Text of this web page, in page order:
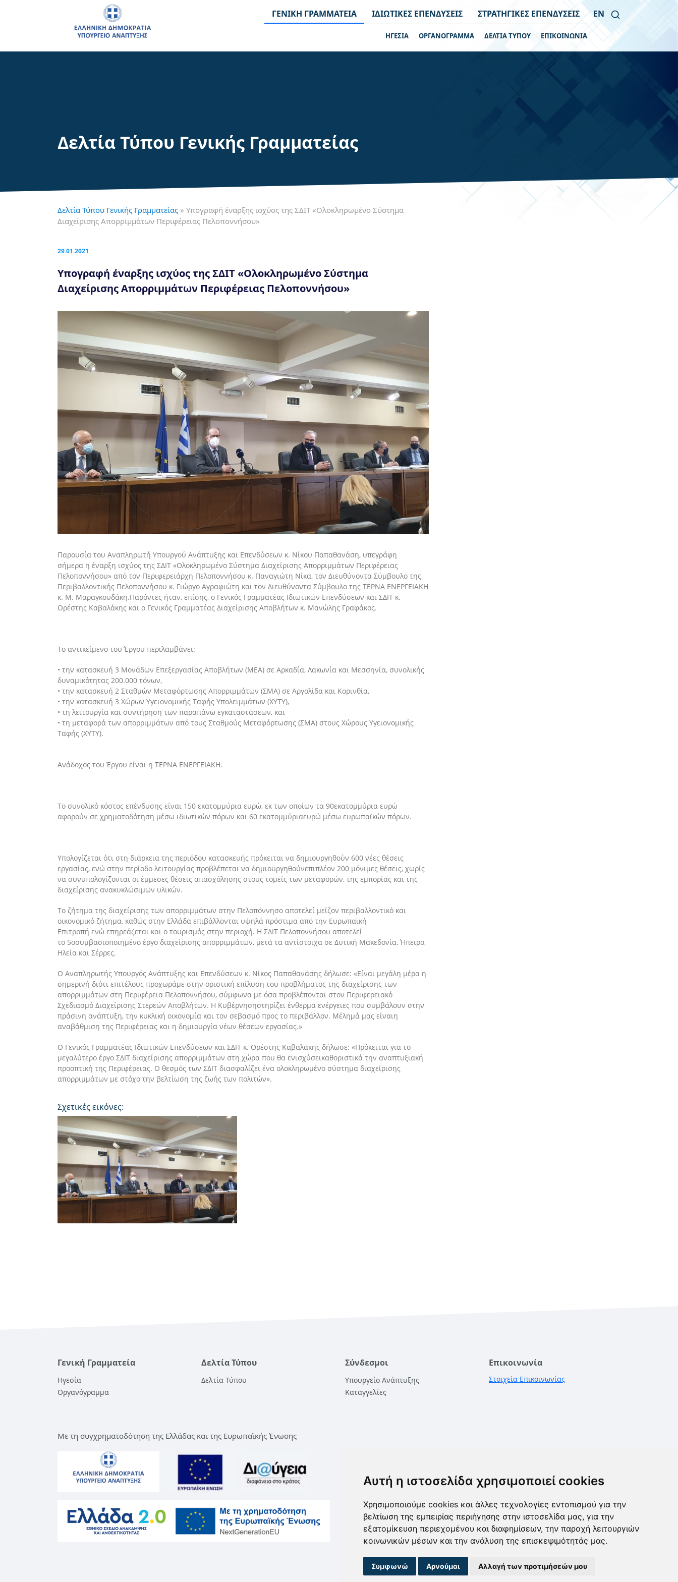
Αυτή η ιστοσελίδα χρησιμοποιεί cookies
Χρησιμοποιούμε cookies και άλλες τεχνολογίες εντοπισμού για την
βελτίωση της εμπειρίας περιήγησης στην ιστοσελίδα μας, για την
εξατομίκευση περιεχομένου και διαφημίσεων, την παροχή λειτουργιών
κοινωνικών μέσων και την ανάλυση της επισκεψιμότητάς μας.
Συμφωνώ Αρνούμαι Αλλαγή των προτιμήσεών μου
ΓΕΝΙΚΗ ΓΡΑΜΜΑΤΕΙΑ
ΗΓΕΣΙΑ ΟΡΓΑΝΟΓΡΑΜΜΑ ΔΕΛΤΙΑ ΤΥΠΟΥ ΕΠΙΚΟΙΝΩΝΙΑ
ΙΔΙΩΤΙΚΕΣ ΕΠΕΝΔΥΣΕΙΣ ΣΤΡΑΤΗΓΙΚΕΣ ΕΠΕΝΔΥΣΕΙΣ EN
Δελτία Τύπου Γενικής Γραμματείας
Δελτία Τύπου Γενικής Γραμματείας » Υπογραφή έναρξης ισχύος της ΣΔΙΤ «Ολοκληρωμένο Σύστημα
Διαχείρισης Απορριμμάτων Περιφέρειας Πελοποννήσου»
29.01.2021
Υπογραφή έναρξης ισχύος της ΣΔΙΤ «Ολοκληρωμένο Σύστημα
Διαχείρισης Απορριμμάτων Περιφέρειας Πελοποννήσου»
Παρουσία του Αναπληρωτή Υπουργού Ανάπτυξης και Επενδύσεων κ. Νίκου Παπαθανάση, υπεγράφη
σήμερα η έναρξη ισχύος της ΣΔΙΤ «Ολοκληρωμένο Σύστημα Διαχείρισης Απορριμμάτων Περιφέρειας
Πελοποννήσου» από τον Περιφερειάρχη Πελοποννήσου κ. Παναγιώτη Νίκα, τον Διευθύνοντα Σύμβουλο της
Περιβαλλοντικής Πελοποννήσου κ. Γιώργο Αγραφιώτη και τον Διευθύνοντα Σύμβουλο της ΤΕΡΝΑ ΕΝΕΡΓΕΙΑΚΗ
κ. Μ. Μαραγκουδάκη.Παρόντες ήταν, επίσης, ο Γενικός Γραμματέας Ιδιωτικών Επενδύσεων και ΣΔΙΤ κ.
Ορέστης Καβαλάκης και ο Γενικός Γραμματέας Διαχείρισης Αποβλήτων κ. Μανώλης Γραφάκος.
Το αντικείμενο του Έργου περιλαμβάνει:
• την κατασκευή 3 Μονάδων Επεξεργασίας Αποβλήτων (ΜΕΑ) σε Αρκαδία, Λακωνία και Μεσσηνία, συνολικής
δυναμικότητας 200.000 τόνων,
• την κατασκευή 2 Σταθμών Μεταφόρτωσης Απορριμμάτων (ΣΜΑ) σε Αργολίδα και Κορινθία,
• την κατασκευή 3 Χώρων Υγειονομικής Ταφής Υπολειμμάτων (ΧΥΤΥ),
• τη λειτουργία και συντήρηση των παραπάνω εγκαταστάσεων, και
• τη μεταφορά των απορριμμάτων από τους Σταθμούς Μεταφόρτωσης (ΣΜΑ) στους Χώρους Υγειονομικής
Ταφής (ΧΥΤΥ).
Ανάδοχος του Έργου είναι η ΤΕΡΝΑ ΕΝΕΡΓΕΙΑΚΗ.
Το συνολικό κόστος επένδυσης είναι 150 εκατομμύρια ευρώ, εκ των οποίων τα 90εκατομμύρια ευρώ
αφορούν σε χρηματοδότηση μέσω ιδιωτικών πόρων και 60 εκατομμύριαευρώ μέσω ευρωπαϊκών πόρων.
Υπολογίζεται ότι στη διάρκεια της περιόδου κατασκευής πρόκειται να δημιουργηθούν 600 νέες θέσεις
εργασίας, ενώ στην περίοδο λειτουργίας προβλέπεται να δημιουργηθούνεπιπλέον 200 μόνιμες θέσεις, χωρίς
να συνυπολογίζονται οι έμμεσες θέσεις απασχόλησης στους τομείς των μεταφορών, της εμπορίας και της
διαχείρισης ανακυκλώσιμων υλικών.
Το ζήτημα της διαχείρισης των απορριμμάτων στην Πελοπόννησο αποτελεί μείζον περιβαλλοντικό και
οικονομικό ζήτημα, καθώς στην Ελλάδα επιβάλλονται υψηλά πρόστιμα από την Ευρωπαϊκή
Επιτροπή ενώ επηρεάζεται και ο τουρισμός στην περιοχή. Η ΣΔΙΤ Πελοποννήσου αποτελεί
το 5οσυμβασιοποιημένο έργο διαχείρισης απορριμμάτων, μετά τα αντίστοιχα σε Δυτική Μακεδονία, Ήπειρο,
Ηλεία και Σέρρες.
Ο Αναπληρωτής Υπουργός Ανάπτυξης και Επενδύσεων κ. Νίκος Παπαθανάσης δήλωσε: «Είναι μεγάλη μέρα η
σημερινή διότι επιτέλους προχωράμε στην οριστική επίλυση του προβλήματος της διαχείρισης των
απορριμμάτων στη Περιφέρεια Πελοποννήσου, σύμφωνα με όσα προβλέπονται στον Περιφερειακό
Σχεδιασμό Διαχείρισης Στερεών Αποβλήτων. Η Κυβέρνησηστηρίζει ένθερμα ενέργειες που συμβάλουν στην
πράσινη ανάπτυξη, την κυκλική οικονομία και τον σεβασμό προς το περιβάλλον. Μέλημά μας είναιη
αναβάθμιση της Περιφέρειας και η δημιουργία νέων θέσεων εργασίας.»
Ο Γενικός Γραμματέας Ιδιωτικών Επενδύσεων και ΣΔΙΤ κ. Ορέστης Καβαλάκης δήλωσε: «Πρόκειται για το
μεγαλύτερο έργο ΣΔΙΤ διαχείρισης απορριμμάτων στη χώρα που θα ενισχύσεικαθοριστικά την αναπτυξιακή
προοπτική της Περιφέρειας. Ο θεσμός των ΣΔΙΤ διασφαλίζει ένα ολοκληρωμένο σύστημα διαχείρισης
απορριμμάτων με στόχο την βελτίωση της ζωής των πολιτών».
Σχετικές εικόνες:
Γενική Γραμματεία
Ηγεσία
Οργανόγραμμα
Δελτία Τύπου
Δελτία Τύπου
Σύνδεσμοι
Υπουργείο Ανάπτυξης
Καταγγελίες
Επικοινωνία
Στοιχεία Επικοινωνίας
Με τη συγχρηματοδότηση της Ελλάδας και της Ευρωπαϊκής Ένωσης